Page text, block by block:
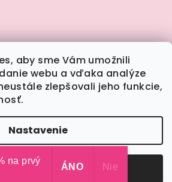
aby sme Vám umožnili
webu a vďaka analýze
zlepšovali jeho funkcie,
Nastavenie
Súhlasím
Instagrame
Calimera.sk. Všetky práva
Upraviť nastavenie cookies
na prvý
ÁNO Nie